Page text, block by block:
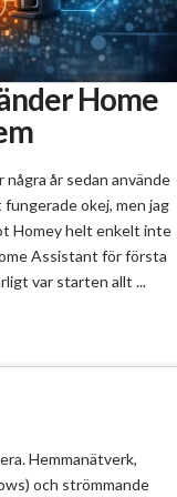
Home
år sedan använde
okej, men jag
Homey helt enkelt inte
Assistant för första
var starten allt ...
Hemmanätverk,
och strömmande